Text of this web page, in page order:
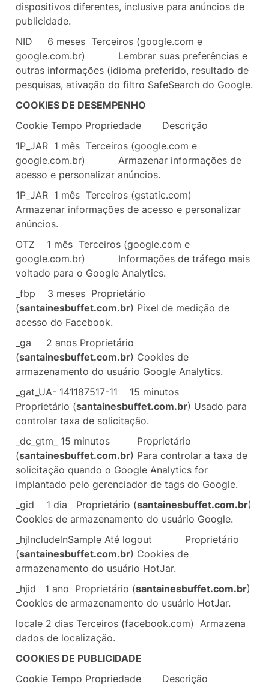
dispositivos diferentes, inclusive para anúncios de
publicidade.
NID 6 meses Terceiros (google.com e
google.com.br) Lembrar suas preferências e
outras informações (idioma preferido, resultado de
pesquisas, ativação do filtro SafeSearch do Google.
COOKIES DE DESEMPENHO
Cookie Tempo Propriedade Descrição
1P_JAR 1 mês Terceiros (google.com e
google.com.br) Armazenar informações de
acesso e personalizar anúncios.
1P_JAR 1 mês Terceiros (gstatic.com)
Armazenar informações de acesso e personalizar
anúncios.
OTZ 1 mês Terceiros (google.com e
google.com.br) Informações de tráfego mais
voltado para o Google Analytics.
_fbp 3 meses Proprietário
(santainesbuffet.com.br) Pixel de medição de
acesso do Facebook.
_ga 2 anos Proprietário
(santainesbuffet.com.br) Cookies de
armazenamento do usuário Google Analytics.
_gat_UA- 141187517-11 15 minutos
Proprietário (santainesbuffet.com.br) Usado para
controlar taxa de solicitação.
_dc_gtm_ 15 minutos Proprietário
(santainesbuffet.com.br) Para controlar a taxa de
solicitação quando o Google Analytics for
implantado pelo gerenciador de tags do Google.
_gid 1 dia Proprietário (santainesbuffet.com.br)
Cookies de armazenamento do usuário Google.
_hjIncludelnSample Até logout Proprietário
(santainesbuffet.com.br) Cookies de
armazenamento do usuário HotJar.
_hjid 1 ano Proprietário (santainesbuffet.com.br)
Cookies de armazenamento do usuário HotJar.
locale 2 dias Terceiros (facebook.com) Armazena
dados de localização.
COOKIES DE PUBLICIDADE
Cookie Tempo Propriedade Descrição